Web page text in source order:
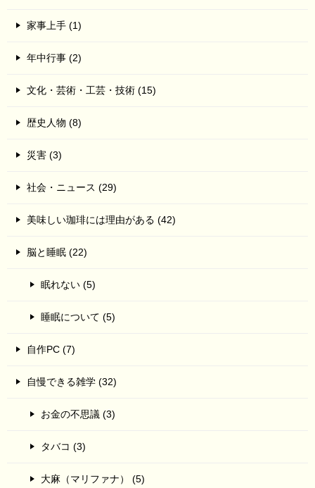
家事上手 (1)
年中行事 (2)
文化・芸術・工芸・技術 (15)
歴史人物 (8)
災害 (3)
社会・ニュース (29)
美味しい珈琲には理由がある (42)
脳と睡眠 (22)
眠れない (5)
睡眠について (5)
自作PC (7)
自慢できる雑学 (32)
お金の不思議 (3)
タバコ (3)
大麻（マリファナ） (5)